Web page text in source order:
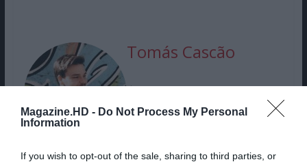
Magazine.HD - Do Not Process My Personal
Information
If you wish to opt-out of the sale, sharing to third parties, or
Tomás Cascão
Jornalismo pelo ISCTE e